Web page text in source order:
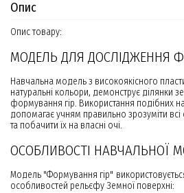
Опис
Опис товару:
МОДЕЛЬ ДЛЯ ДОСЛІДЖЕННЯ
Навчальна модель з високоякісного
натуральні кольори, демонструє ділянки
формування гір. Використання подібних
допомагає учням правильно зрозуміти
та побачити їх на власні очі.
ОСОБЛИВОСТІ НАВЧАЛЬНОЇ
Модель "Формування гір"
особливостей рельєфу Земної поверхні: